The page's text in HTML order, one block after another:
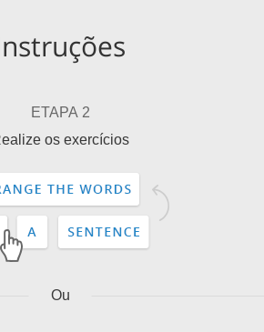
ETAPA 2
os exercícios
Ou